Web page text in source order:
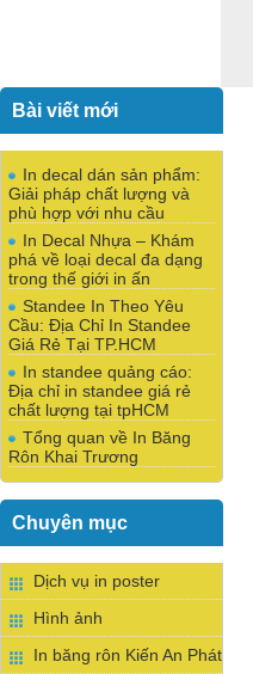
Bài viết mới
In decal dán sản phẩm:
Giải pháp chất lượng và
phù hợp với nhu cầu
In Decal Nhựa – Khám
phá về loại decal đa dạng
trong thế giới in ấn
Standee In Theo Yêu
Cầu: Địa Chỉ In Standee
Giá Rẻ Tại TP.HCM
In standee quảng cáo:
Địa chỉ in standee giá rẻ
chất lượng tại tpHCM
Tổng quan về In Băng
Rôn Khai Trương
Chuyên mục
Dịch vụ in poster
Hình ảnh
In băng rôn Kiến An Phát